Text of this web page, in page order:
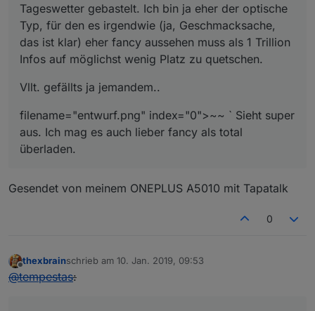
Tageswetter gebastelt. Ich bin ja eher der optische
Typ, für den es irgendwie (ja, Geschmacksache,
das ist klar) eher fancy aussehen muss als 1 Trillion
Infos auf möglichst wenig Platz zu quetschen.
Vllt. gefällts ja jemandem..
filename="entwurf.png" index="0">~~ ` Sieht super
aus. Ich mag es auch lieber fancy als total
überladen.
Gesendet von meinem ONEPLUS A5010 mit Tapatalk
0
Offline
thexbrainschrieb am 10. Jan. 2019, 09:53
zuletzt editiert von
@tempestas: